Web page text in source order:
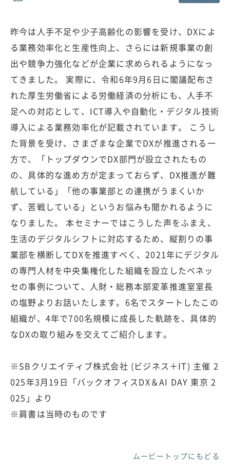
昨今は人手不足や少子高齢化の影響を受け、DXによ
る業務効率化と生産性向上、さらには新規事業の創
出や競争力強化などが企業に求められるようになっ
てきました。 実際に、令和6年9月6日に閣議配布さ
れた厚生労働省による労働経済の分析にも、人手不
足への対応として、ICT導入や自動化・デジタル技術
導入による業務効率化が記載されています。 こうし
た背景を受け、さまざまな企業でDXが推進される一
方で、「トップダウンでDX部門が設立されたもの
の、具体的な進め方が定まっておらず、DX推進が難
航している」「他の事業部との連携がうまくいか
ず、苦戦している」というお悩みも聞かれるように
なりました。 本セミナーではこうした声をふまえ、
生活のデジタルシフトに対応するため、縦割りの事
業部を横断してDXを推進すべく、2021年にデジタル
の専門人材を中央集権化した組織を設立したベネッ
セの事例について、人財・総務本部変革推進室室長
の塩野よりお話いたします。6名でスタートしたこの
組織が、4年で700名規模に成長した軌跡を、具体的
なDXの取り組みを交えてご紹介します。
※SBクリエイティブ株式会社 (ビジネス＋IT) 主催 2
025年3月19日「バックオフィスDX＆AI DAY 東京 2
025」より
※肩書は当時のものです
ムービートップにもどる